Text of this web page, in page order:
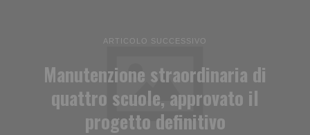
ARTICOLO SUCCESSIVO
Manutenzione straordinaria di
quattro scuole, approvato il
progetto definitivo